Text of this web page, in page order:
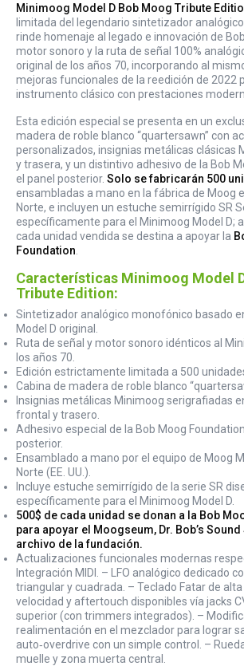
Minimoog Model D Bob Moog Tribute
limitada del legendario sintetizador
rinde homenaje al legado e innovación de
motor sonoro y la ruta de señal 100%
original de los años 70, incorporando al
mejoras funcionales de la reedición de 2022
instrumento clásico con prestaciones
Esta edición especial se presenta en un
madera de roble blanco “quartersawn” con
personalizados, insignias metálicas clásicas
y trasera, y un distintivo adhesivo de la Bob
el panel posterior. Solo se fabricarán 500
ensambladas a mano en la fábrica de Moog
Norte, e incluyen un estuche semirrígido SR
específicamente para el Minimoog Model D;
cada unidad vendida se destina a apoyar la
Foundation
Características Minimoog Model
Tribute Edition:
Sintetizador analógico monofónico basado
Model D original.
Ruta de señal y motor sonoro idénticos al
los años 70.
Edición estrictamente limitada a 500
Cabina de madera de roble blanco
Insignias metálicas Minimoog serigrafiadas
frontal y trasero.
Adhesivo especial de la Bob Moog
posterior.
Ensamblado a mano por el equipo de Moog
Norte (EE. UU.).
Incluye estuche semirrígido de la serie SR
específicamente para el Minimoog Model D.
500$ de cada unidad se donan a la Bob
para apoyar el Moogseum, Dr. Bob’s Sound
archivo de la fundación.
Actualizaciones funcionales modernas
Integración MIDI. – LFO analógico dedicado
triangular y cuadrada. – Teclado Fatar de
velocidad y aftertouch disponibles vía jacks
superior (con trimmers integrados). –
realimentación en el mezclador para lograr
auto‑overdrive con un simple control. –
muelle y zona muerta central.